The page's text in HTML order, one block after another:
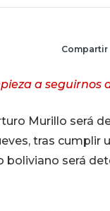
Compartir
a seguirnos
Murillo será
tras
boliviano será